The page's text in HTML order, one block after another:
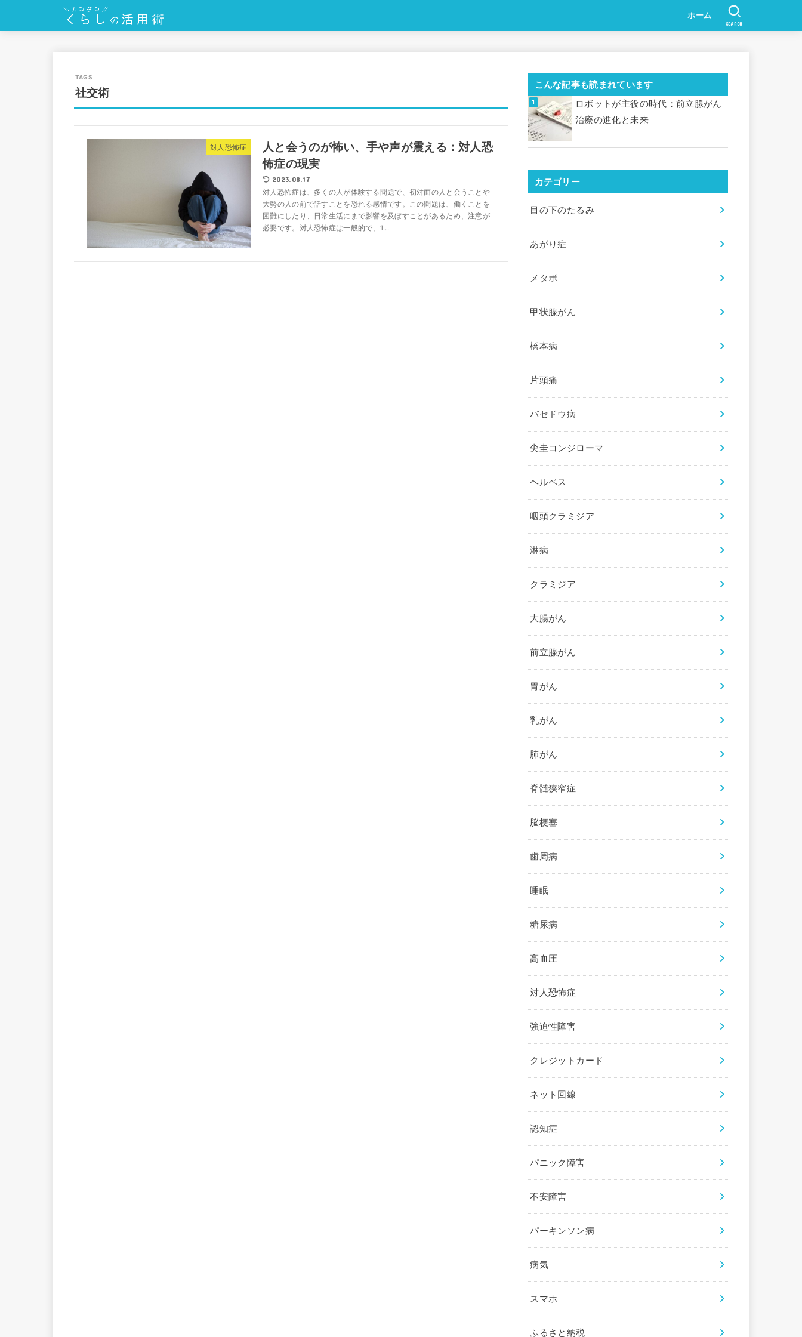
ホーム
SEARCH
社交術
対人恐怖症
人と会うのが怖い、手や声が震える：対人恐
怖症の現実
2023.08.17
対人恐怖症は、多くの人が体験する問題で、初対面の人と会うことや
大勢の人の前で話すことを恐れる感情です。この問題は、働くことを
困難にしたり、日常生活にまで影響を及ぼすことがあるため、注意が
必要です。対人恐怖症は一般的で、1...
こんな記事も読まれています
ロボットが主役の時代：前立腺がん
治療の進化と未来
カテゴリー
目の下のたるみ
あがり症
メタボ
甲状腺がん
橋本病
片頭痛
バセドウ病
尖圭コンジローマ
ヘルペス
咽頭クラミジア
淋病
クラミジア
大腸がん
前立腺がん
胃がん
乳がん
肺がん
脊髄狭窄症
脳梗塞
歯周病
睡眠
糖尿病
高血圧
対人恐怖症
強迫性障害
クレジットカード
ネット回線
認知症
パニック障害
不安障害
パーキンソン病
病気
スマホ
ふるさと納税